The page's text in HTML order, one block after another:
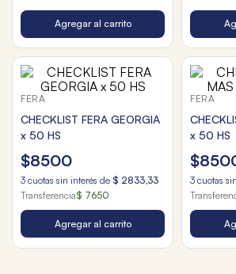
Agregar al carrito
FERA
CHECKLIST FERA GEORGIA
x 50 HS
$8500
3 cuotas sin interés de $ 2833,33
Transferencia$ 7650
Agregar al carrito
FERA
x 50 HS
$
3 cuotas